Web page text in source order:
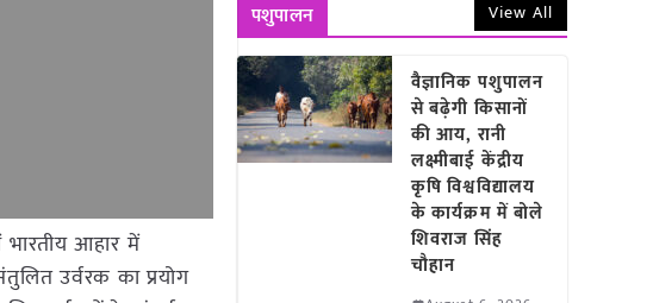
आहार में
उर्वरक का प्रयोग
पशुपालन View All
वैज्ञानिक पशुपालन
से बढ़ेगी किसानों
की आय, रानी
लक्ष्मीबाई केंद्रीय
कृषि विश्वविद्यालय
के कार्यक्रम में बोले
शिवराज सिंह
चौहान